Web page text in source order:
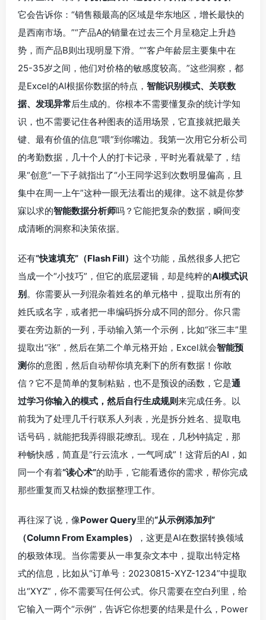
它会告诉你：“销售额最高的区域是华东地区，增长最快的
是西南市场。”“产品A的销量在过去三个月呈稳定上升趋
势，而产品B则出现明显下滑。”“客户年龄层主要集中在
25-35岁之间，他们对价格的敏感度较高。”这些洞察，都
是Excel的AI根据你数据的特点， 智能识别模式、关联数
据、发现异常后生成的。你根本不需要懂复杂的统计学知
识，也不需要记住各种图表的适用场景，它直接就把最关
键、最有价值的信息“喂”到你嘴边。我第一次用它分析公司
的考勤数据，几十个人的打卡记录，平时光看就晕了，结
果“创意”一下子就指出了“小王同学迟到次数明显偏高，且
集中在周一上午”这种一眼无法看出的规律。这不就是你梦
寐以求的智能数据分析师吗？它能把复杂的数据，瞬间变
成清晰的洞察和决策依据。
还有“快速填充”（Flash Fill） 这个功能，虽然很多人把它
当成一个“小技巧”，但它的底层逻辑，却是纯粹的AI模式识
别。你需要从一列混杂着姓名的单元格中，提取出所有的
姓氏或名字，或者把一串编码拆分成不同的部分。你只需
要在旁边新的一列，手动输入第一个示例，比如“张三丰”里
提取出“张”，然后在第二个单元格开始，Excel就会智能预
测你的意图，然后自动帮你填充剩下的所有数据！你敢
信？它不是简单的复制粘贴，也不是预设的函数，它是通
过学习你输入的模式，然后自行生成规则来完成任务。以
前我为了处理几千行联系人列表，光是拆分姓名、提取电
话号码，就能把我弄得眼花缭乱。现在，几秒钟搞定，那
种畅快感，简直是“行云流水，一气呵成”！这背后的AI，如
同一个有着“读心术”的助手，它能看透你的需求，帮你完成
那些重复而又枯燥的数据整理工作。
再往深了说，像Power Query里的“从示例添加列”
（Column From Examples）
，这更是AI在数据转换领域
的极致体现。当你需要从一串复杂文本中，提取出特定格
式的信息，比如从“订单号：20230815-XYZ-1234”中提取
出“XYZ”，你不需要写任何公式。你只需要在空白列里，给
它输入一两个“示例”，告诉它你想要的结果是什么，Power